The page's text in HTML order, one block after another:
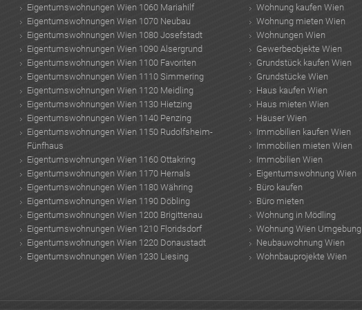
Eigentumswohnungen Wien 1060 Mariahilf
Eigentumswohnungen Wien 1070 Neubau
Eigentumswohnungen Wien 1080 Josefstadt
Eigentumswohnungen Wien 1090 Alsergrund
Eigentumswohnungen Wien 1100 Favoriten
Eigentumswohnungen Wien 1110 Simmering
Eigentumswohnungen Wien 1120 Meidling
Eigentumswohnungen Wien 1130 Hietzing
Eigentumswohnungen Wien 1140 Penzing
Eigentumswohnungen Wien 1150 Rudolfsheim-
Fünfhaus
Eigentumswohnungen Wien 1160 Ottakring
Eigentumswohnungen Wien 1170 Hernals
Eigentumswohnungen Wien 1180 Währing
Eigentumswohnungen Wien 1190 Döbling
Eigentumswohnungen Wien 1200 Brigittenau
Eigentumswohnungen Wien 1210 Floridsdorf
Eigentumswohnungen Wien 1220 Donaustadt
Eigentumswohnungen Wien 1230 Liesing
Wohnung kaufen Wien
Wohnung mieten Wien
Wohnungen Wien
Gewerbeobjekte Wien
Grundstück kaufen Wien
Grundstücke Wien
Haus kaufen Wien
Haus mieten Wien
Häuser Wien
Immobilien kaufen Wien
Immobilien mieten Wien
Immobilien Wien
Eigentumswohnung Wien
Büro kaufen
Büro mieten
Wohnung in Mödling
Wohnung Wien Umgebung
Neubauwohnung Wien
Wohnbauprojekte Wien